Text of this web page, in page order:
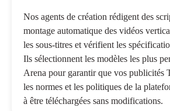
Nos agents de création rédigent des
montage automatique des vidéos
les sous-titres et vérifient les
Ils sélectionnent les modèles les plus
Arena pour garantir que vos publicités
les normes et les politiques de la
à être téléchargées sans modifications.